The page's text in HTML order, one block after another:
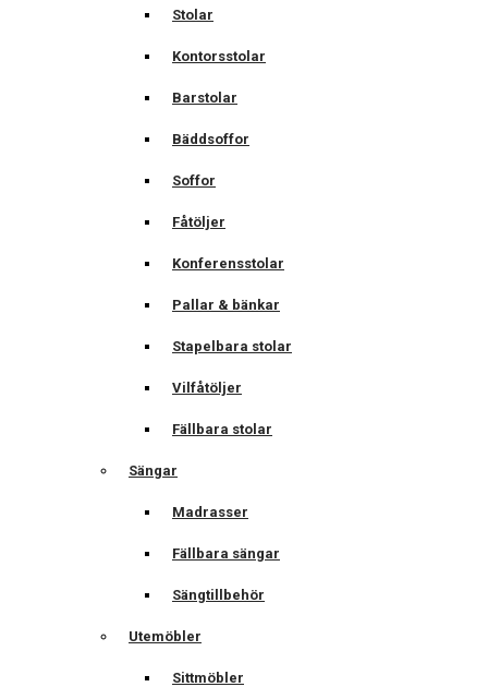
Stolar
Kontorsstolar
Barstolar
Bäddsoffor
Soffor
Fåtöljer
Konferensstolar
Pallar & bänkar
Stapelbara stolar
Vilfåtöljer
Fällbara stolar
Sängar
Madrasser
Fällbara sängar
Sängtillbehör
Utemöbler
Sittmöbler